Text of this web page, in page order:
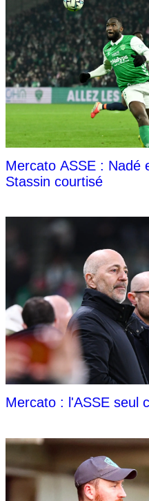
Mercato ASSE : Nadé
Stassin courtisé
Mercato : l'ASSE seul